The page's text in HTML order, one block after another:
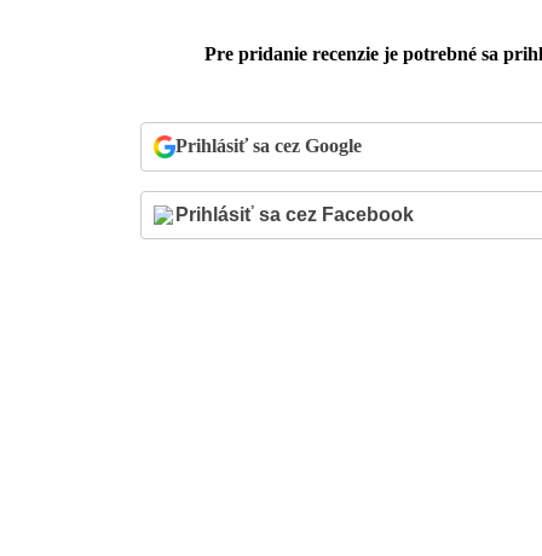
Pre pridanie recenzie je potrebné sa
Prihlásiť sa cez Google